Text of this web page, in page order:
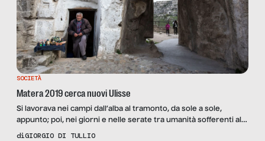
SOCIETÀ
Matera 2019 cerca nuovi Ulisse
Si lavorava nei campi dall’alba al tramonto, da sole a sole,
appunto; poi, nei giorni e nelle serate tra umanità sofferenti allo
stesso modo, si ampliava la stanza unica che comprendeva
diGIORGIO DI TULLIO